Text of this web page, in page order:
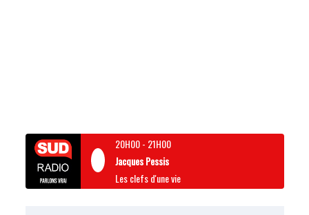
20H00- 21H00
Jacques Pessis
Les clefs d'une vie